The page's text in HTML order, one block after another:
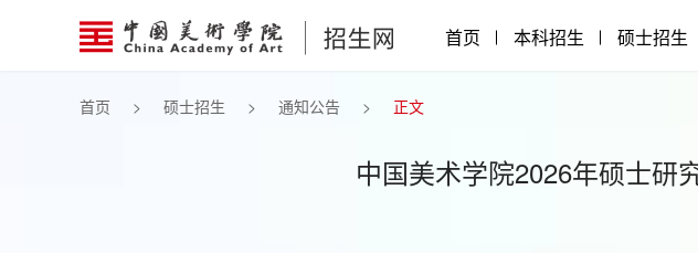
首页 本科招生 硕士招生
首页 > 硕士招生 > 通知公告 > 正文
中国美术学院2026年硕士研